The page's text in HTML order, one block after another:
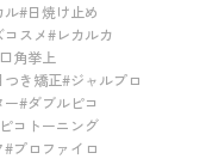
ル#日焼け止め
スメ#レカルカ
角挙上
つき矯正#ジャルプロ
ー#ダブルピコ
コトーニング
#プロファイロ